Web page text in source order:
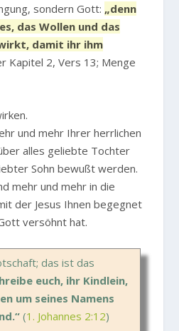
sondern Gott: „denn
das Wollen und das
damit ihr ihm
Kapitel 2, Vers 13; Menge
und mehr Ihrer herrlichen
alles geliebte Tochter
Sohn bewußt werden.
mehr und mehr in die
der Jesus Ihnen begegnet
versöhnt hat.
das ist das
euch, ihr Kindlein,
um seines Namens
(1. Johannes 2:12)